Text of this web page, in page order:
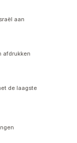
aan
afdrukken
de laagste